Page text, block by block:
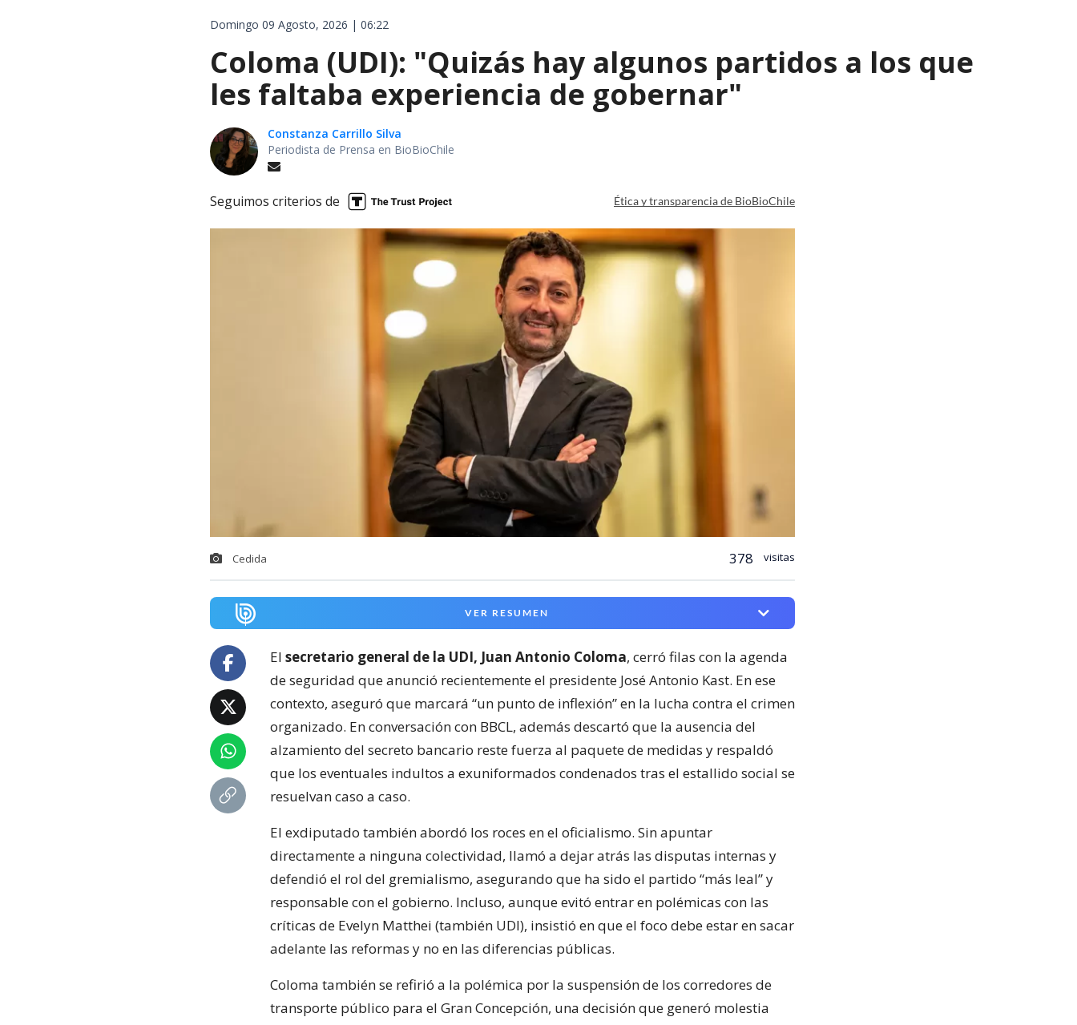
Domingo 09 Agosto, 2026 | 06:22
Coloma (UDI): "Quizás hay algunos partidos a los que
les faltaba experiencia de gobernar"
Constanza Carrillo Silva
Periodista de Prensa en BioBioChile
Seguimos criterios de Ética y transparencia de BioBioChile
Cedida 378 visitas
VER RESUMEN
El secretario general de la UDI, Juan Antonio Coloma, cerró filas con la agenda
de seguridad que anunció recientemente el presidente José Antonio Kast. En ese
contexto, aseguró que marcará “un punto de inflexión” en la lucha contra el crimen
organizado. En conversación con BBCL, además descartó que la ausencia del
alzamiento del secreto bancario reste fuerza al paquete de medidas y respaldó
que los eventuales indultos a exuniformados condenados tras el estallido social se
resuelvan caso a caso.
El exdiputado también abordó los roces en el oficialismo. Sin apuntar
directamente a ninguna colectividad, llamó a dejar atrás las disputas internas y
defendió el rol del gremialismo, asegurando que ha sido el partido “más leal” y
responsable con el gobierno. Incluso, aunque evitó entrar en polémicas con las
críticas de Evelyn Matthei (también UDI), insistió en que el foco debe estar en sacar
adelante las reformas y no en las diferencias públicas.
Coloma también se refirió a la polémica por la suspensión de los corredores de
transporte público para el Gran Concepción, una decisión que generó molestia